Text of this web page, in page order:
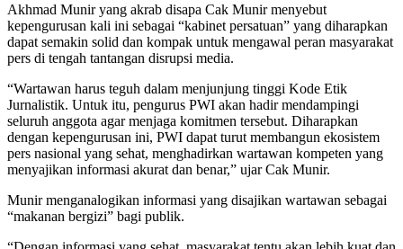
Akhmad Munir yang akrab disapa Cak Munir menyebut
kepengurusan kali ini sebagai “kabinet persatuan” yang diharapkan
dapat semakin solid dan kompak untuk mengawal peran masyarakat
pers di tengah tantangan disrupsi media.
“Wartawan harus teguh dalam menjunjung tinggi Kode Etik
Jurnalistik. Untuk itu, pengurus PWI akan hadir mendampingi
seluruh anggota agar menjaga komitmen tersebut. Diharapkan
dengan kepengurusan ini, PWI dapat turut membangun ekosistem
pers nasional yang sehat, menghadirkan wartawan kompeten yang
menyajikan informasi akurat dan benar,” ujar Cak Munir.
Munir menganalogikan informasi yang disajikan wartawan sebagai
“makanan bergizi” bagi publik.